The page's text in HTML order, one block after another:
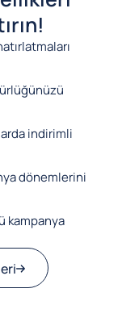
indirimli
dönemlerini
kampanya